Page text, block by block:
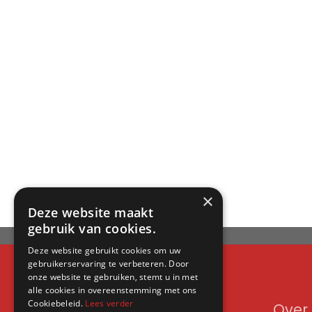
×
Deze website maakt
gebruik van cookies.
Deze website gebruikt cookies om uw
gebruikerservaring te verbeteren. Door
onze website te gebruiken, stemt u in met
alle cookies in overeenstemming met ons
Cookiebeleid. Lees verder